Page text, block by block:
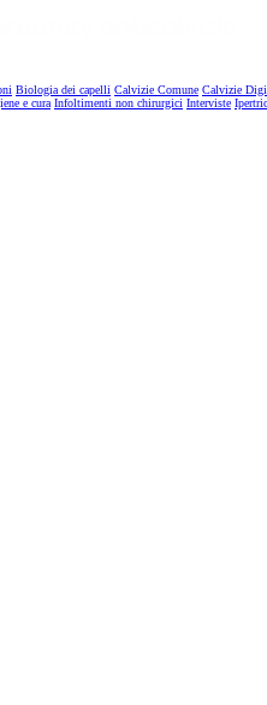
Biologia dei capelli Calvizie Comune Calvizie
e cura Infoltimenti non chirurgici Interviste